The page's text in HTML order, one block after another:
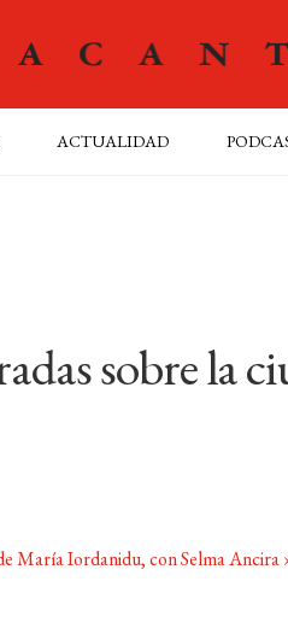
ACTUALIDAD
sobre la
María Iordanidu, con Selma Ancira